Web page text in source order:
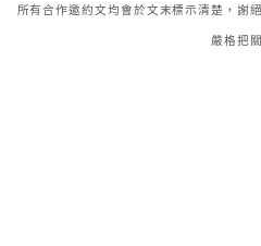
所有合作邀約文均會於文末標示清楚，謝
嚴格把關